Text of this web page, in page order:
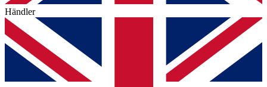
Händler